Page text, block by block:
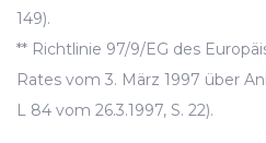
149).
** Richtlinie 97/9/EG des
Rates vom 3. März 1997 über
L 84 vom 26.3.1997, S. 22).